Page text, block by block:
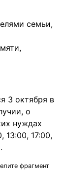
семьи,
3 октября в
о
нуждах
13:00, 17:00,
фрагмент